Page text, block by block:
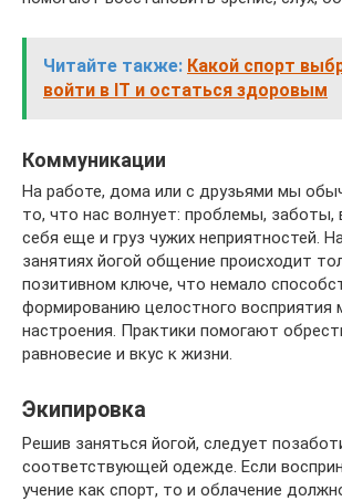
Читайте также: Какой спорт
войти в IT и остаться здоровым
Коммуникации
На работе, дома или с друзьями мы
то, что нас волнует: проблемы, заботы,
себя еще и груз чужих неприятностей.
занятиях йогой общение происходит
позитивном ключе, что немало
формированию целостного восприятия
настроения. Практики помогают
равновесие и вкус к жизни.
Экипировка
Решив заняться йогой, следует
соответствующей одежде. Если
учение как спорт, то и облачение